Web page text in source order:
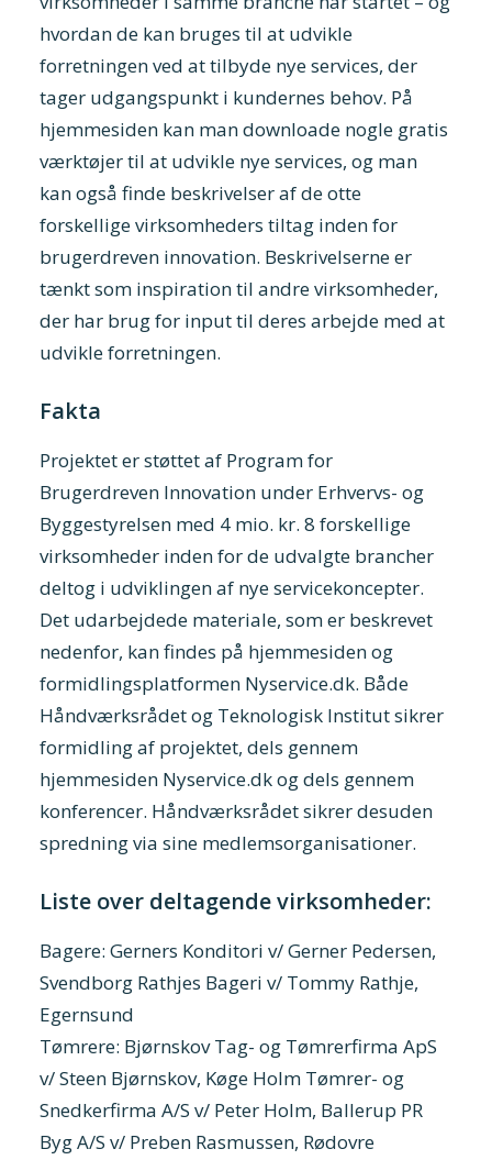
hvordan de kan bruges til at udvikle
forretningen ved at tilbyde nye services, der
tager udgangspunkt i kundernes behov. På
hjemmesiden kan man downloade nogle gratis
værktøjer til at udvikle nye services, og man
kan også finde beskrivelser af de otte
forskellige virksomheders tiltag inden for
brugerdreven innovation. Beskrivelserne er
tænkt som inspiration til andre virksomheder,
der har brug for input til deres arbejde med at
udvikle forretningen.
Fakta
Projektet er støttet af Program for
Brugerdreven Innovation under Erhvervs- og
Byggestyrelsen med 4 mio. kr. 8 forskellige
virksomheder inden for de udvalgte brancher
deltog i udviklingen af nye servicekoncepter.
Det udarbejdede materiale, som er beskrevet
nedenfor, kan findes på hjemmesiden og
formidlingsplatformen Nyservice.dk. Både
Håndværksrådet og Teknologisk Institut sikrer
formidling af projektet, dels gennem
hjemmesiden Nyservice.dk og dels gennem
konferencer. Håndværksrådet sikrer desuden
spredning via sine medlemsorganisationer.
Liste over deltagende virksomheder:
Bagere: Gerners Konditori v/ Gerner Pedersen,
Svendborg Rathjes Bageri v/ Tommy Rathje,
Egernsund
Tømrere: Bjørnskov Tag- og Tømrerfirma ApS
v/ Steen Bjørnskov, Køge Holm Tømrer- og
Snedkerfirma A/S v/ Peter Holm, Ballerup PR
Byg A/S v/ Preben Rasmussen, Rødovre